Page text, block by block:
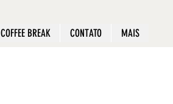
COFFEE BREAK CONTATO MAIS